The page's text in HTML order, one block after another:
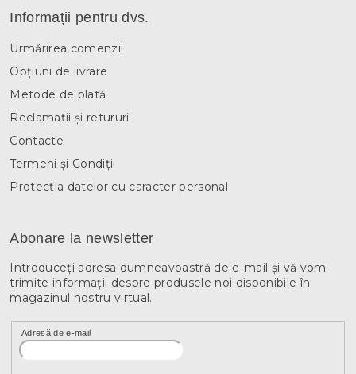
Informații pentru dvs.
Urmărirea comenzii
Opțiuni de livrare
Metode de plată
Reclamații și retururi
Contacte
Termeni și Condiții
Protecția datelor cu caracter personal
Abonare la newsletter
Introduceţi adresa dumneavoastră de e-mail şi vă vom
trimite informaţii despre produsele noi disponibile în
magazinul nostru virtual.
Adresă de e-mail